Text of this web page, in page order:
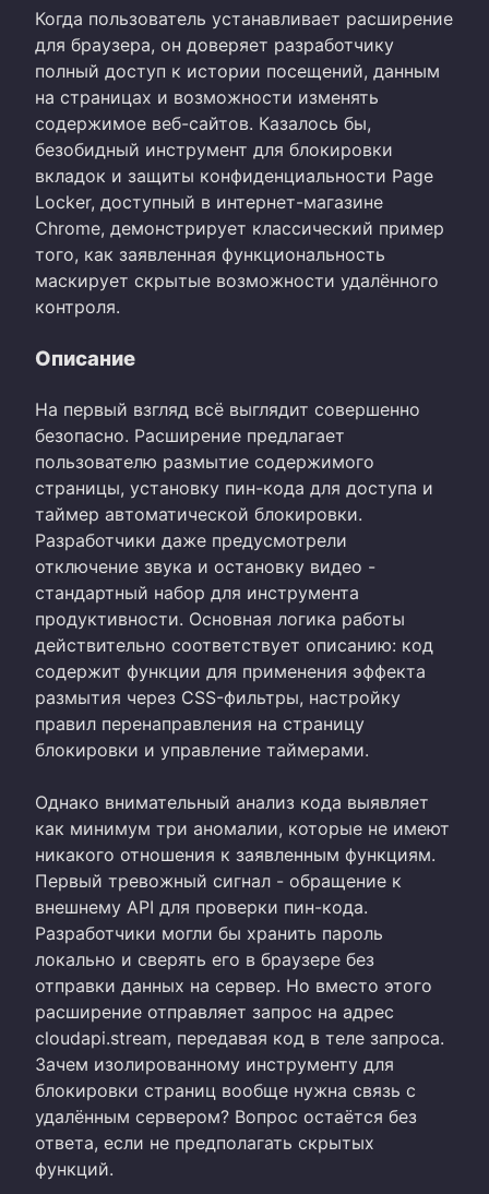
Когда пользователь устанавливает расширение
для браузера, он доверяет разработчику
полный доступ к истории посещений, данным
на страницах и возможности изменять
содержимое веб-сайтов. Казалось бы,
безобидный инструмент для блокировки
вкладок и защиты конфиденциальности Page
Locker, доступный в интернет-магазине
Chrome, демонстрирует классический пример
того, как заявленная функциональность
маскирует скрытые возможности удалённого
контроля.
Описание
На первый взгляд всё выглядит совершенно
безопасно. Расширение предлагает
пользователю размытие содержимого
страницы, установку пин-кода для доступа и
таймер автоматической блокировки.
Разработчики даже предусмотрели
отключение звука и остановку видео -
стандартный набор для инструмента
продуктивности. Основная логика работы
действительно соответствует описанию: код
содержит функции для применения эффекта
размытия через CSS-фильтры, настройку
правил перенаправления на страницу
блокировки и управление таймерами.
Однако внимательный анализ кода выявляет
как минимум три аномалии, которые не имеют
никакого отношения к заявленным функциям.
Первый тревожный сигнал - обращение к
внешнему API для проверки пин-кода.
Разработчики могли бы хранить пароль
локально и сверять его в браузере без
отправки данных на сервер. Но вместо этого
расширение отправляет запрос на адрес
cloudapi.stream, передавая код в теле запроса.
Зачем изолированному инструменту для
блокировки страниц вообще нужна связь с
удалённым сервером? Вопрос остаётся без
ответа, если не предполагать скрытых
функций.